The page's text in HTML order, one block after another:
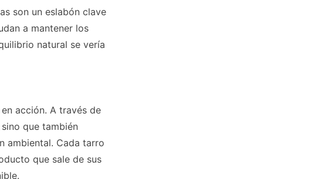
son un eslabón clave
a mantener los
natural se vería
acción. A través de
que también
ambiental. Cada tarro
que sale de sus